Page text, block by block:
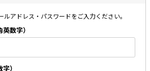
続機関連
タ・関連資材/機器
管工事
ルアドレス・パスワードをご入力ください。
数字）
）